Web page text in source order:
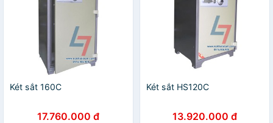
Két sắt 160C
17.760.000 đ
Két sắt HS120C
13.920.000 đ